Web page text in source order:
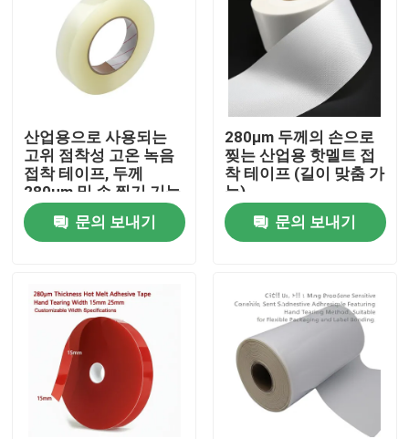
동영상
회사 소개
산업용으로 사용되는
고위 점착성 고온 녹음
접착 테이프, 두께
280μm 및 손 찢기 기능
문의 보내기
280μm 두께의 손으로
찢는 산업용 핫멜트 접
착 테이프 (길이 맞춤 가
능)
문의 보내기